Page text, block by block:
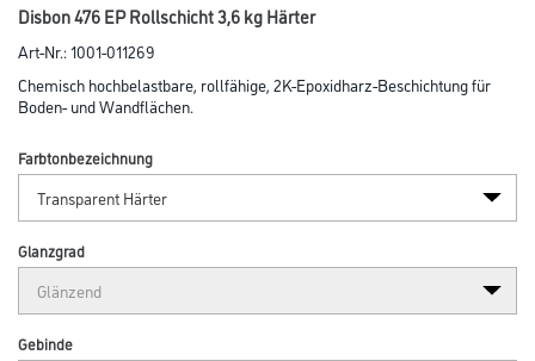
Disbon 476 EP Rollschicht 3,6 kg Härter
Art-Nr.:1001-011269
Chemisch hochbelastbare, rollfähige, 2K-Epoxidharz-Beschichtung für
Boden- und Wandflächen.
Farbtonbezeichnung
Glanzgrad
Gebinde